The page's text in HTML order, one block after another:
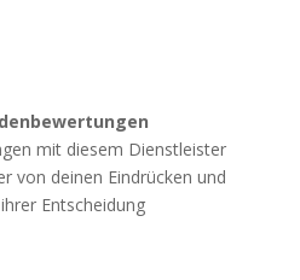
mit diesem Dienstleister
von deinen Eindrücken und
Entscheidung